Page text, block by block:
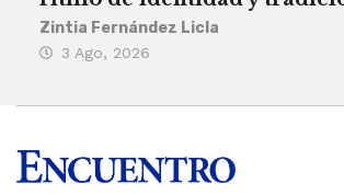
Zintia Fernández Licla
3 Ago, 2026